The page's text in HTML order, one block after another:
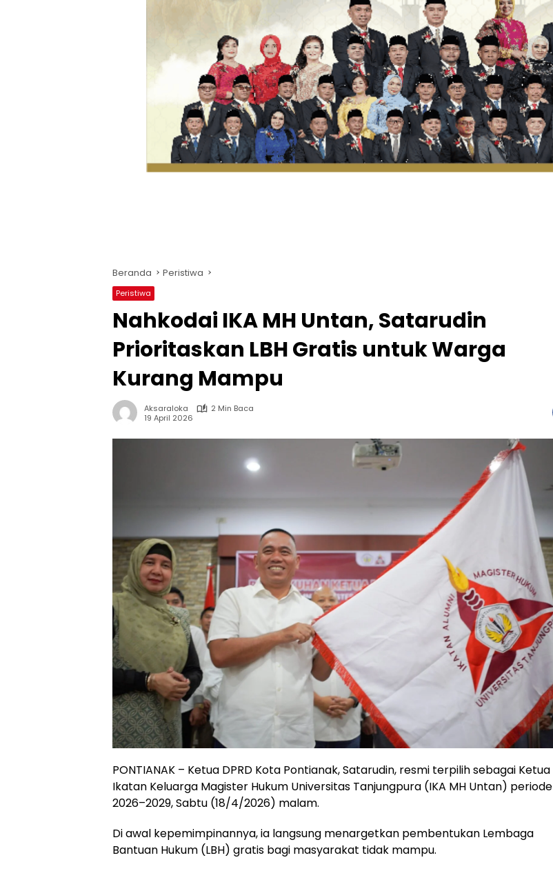
Beranda Peristiwa
Peristiwa
Nahkodai IKA MH Untan, Satarudin
Prioritaskan LBH Gratis untuk Warga
Kurang Mampu
Aksaraloka
2 Min Baca
19 April 2026
PONTIANAK – Ketua DPRD Kota Pontianak, Satarudin, resmi terpilih sebagai Ketua
Ikatan Keluarga Magister Hukum Universitas Tanjungpura (IKA MH Untan) periode
2026–2029, Sabtu (18/4/2026) malam.
Di awal kepemimpinannya, ia langsung menargetkan pembentukan Lembaga
Bantuan Hukum (LBH) gratis bagi masyarakat tidak mampu.